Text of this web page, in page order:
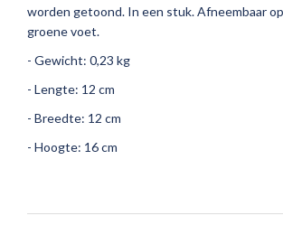
worden getoond. In een stuk.Afneembaar
groene voet.
- Gewicht: 0,23 kg
- Lengte: 12 cm
- Breedte: 12 cm
- Hoogte: 16 cm